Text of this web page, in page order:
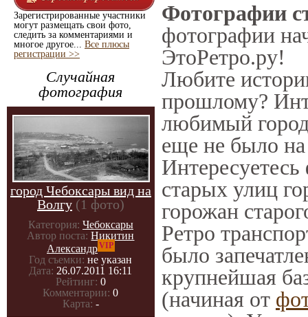
Зарегистрированные участники
могут размещать свои фото,
следить за комментариями и
многое другое... Все плюсы
регистрации >>
Случайная
фотография
город Чебоксары вид на
Волгу (1 фото)
Категория: Чебоксары
Автор поста: Никитин
АлександрVIP
Год съемки: не указан
Дата: 26.07.2011 16:11
Рейтинг: 0
Комментарии: 0
Карта: -
Фотографии
фотографии
ЭтоРетро.ру!
Любите
прошлому?
любимый
еще не было на
Интересуетесь
старых улиц
горожан
Ретро
было
крупнейшая
(начиная от